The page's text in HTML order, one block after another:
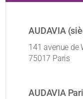
AUDAVIA
141 avenue de
75017 Paris
AUDAVIA